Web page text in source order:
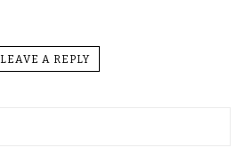
LEAVE A REPLY